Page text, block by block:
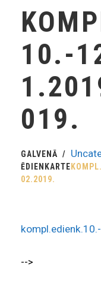
10.-
019.
GALVENĀ
ĒDIENKARTE
02.2019.
-->